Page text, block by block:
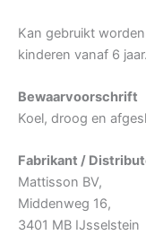
Kan gebruikt
kinderen vanaf 6 jaar.
Bewaarvoorschrift
Koel, droog en
Fabrikant /
Mattisson BV,
Middenweg 16,
3401 MB IJsselstein